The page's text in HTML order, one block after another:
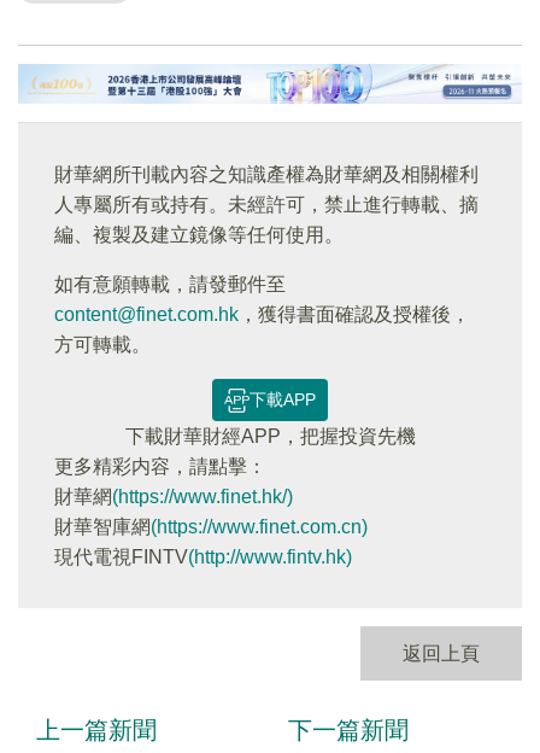
財華網所刊載內容之知識產權為財華網及相關權利
人專屬所有或持有。未經許可，禁止進行轉載、摘
編、複製及建立鏡像等任何使用。
如有意願轉載，請發郵件至
content@finet.com.hk ，獲得書面確認及授權後，
方可轉載。
下載APP
下載財華財經APP，把握投資先機
更多精彩内容，請點擊：
財華網(https://www.finet.hk/)
財華智庫網(https://www.finet.com.cn)
現代電視FINTV(http://www.fintv.hk)
返回上頁
上一篇新聞 下一篇新聞